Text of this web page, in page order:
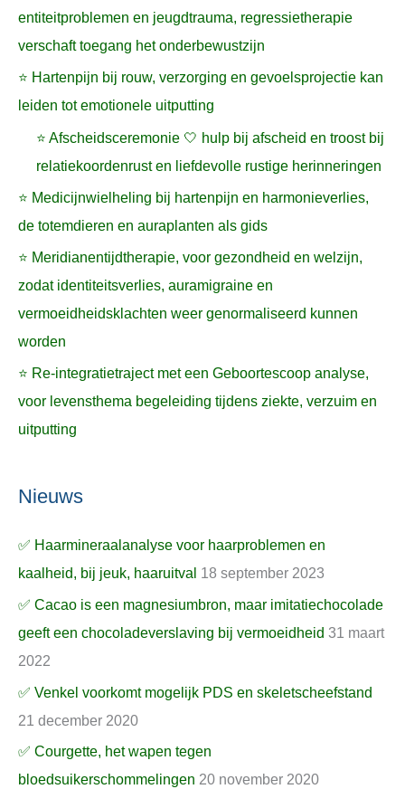
entiteitproblemen en jeugdtrauma, regressietherapie
verschaft toegang het onderbewustzijn
⭐ Hartenpijn bij rouw, verzorging en gevoelsprojectie kan
leiden tot emotionele uitputting
⭐ Afscheidsceremonie 🤍 hulp bij afscheid en troost bij
relatiekoordenrust en liefdevolle rustige herinneringen
⭐ Medicijnwielheling bij hartenpijn en harmonieverlies,
de totemdieren en auraplanten als gids
⭐ Meridianentijdtherapie, voor gezondheid en welzijn,
zodat identiteitsverlies, auramigraine en
vermoeidheidsklachten weer genormaliseerd kunnen
worden
⭐ Re-integratietraject met een Geboortescoop analyse,
voor levensthema begeleiding tijdens ziekte, verzuim en
uitputting
Nieuws
✅ Haarmineraalanalyse voor haarproblemen en
kaalheid, bij jeuk, haaruitval 18 september 2023
✅ Cacao is een magnesiumbron, maar imitatiechocolade
geeft een chocoladeverslaving bij vermoeidheid 31 maart
2022
✅ Venkel voorkomt mogelijk PDS en skeletscheefstand
21 december 2020
✅ Courgette, het wapen tegen
bloedsuikerschommelingen 20 november 2020